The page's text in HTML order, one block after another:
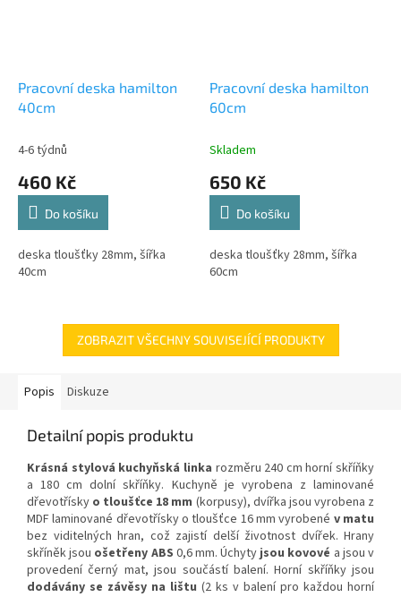
Pracovní deska hamilton
40cm
4-6 týdnů
460 Kč
Do košíku
deska tloušťky 28mm, šířka
40cm
Pracovní deska hamilton
60cm
Skladem
650 Kč
Do košíku
deska tloušťky 28mm, šířka
60cm
ZOBRAZIT VŠECHNY SOUVISEJÍCÍ PRODUKTY
Popis Diskuze
Detailní popis produktu
Krásná stylová kuchyňská linka rozměru 240 cm horní skříňky
a 180 cm dolní skříňky. Kuchyně je vyrobena z laminované
dřevotřísky o tloušťce 18 mm (korpusy), dvířka jsou vyrobena z
MDF laminované dřevotřísky o tloušťce 16 mm vyrobené v matu
bez viditelných hran, což zajistí delší životnost dvířek. Hrany
skříněk jsou ošetřeny ABS 0,6 mm. Úchyty jsou kovové a jsou v
provedení černý mat, jsou součástí balení. Horní skříňky jsou
dodávány se závěsy na lištu (2 ks v balení pro každou horní